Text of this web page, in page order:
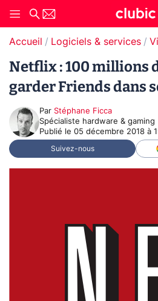
Accueil Logiciels & services
Netflix : 100 millions
garder Friends dans
Par Stéphane Ficca
Spécialiste hardware & gaming
Publié le 05 décembre 2018 à
Suivez-nous